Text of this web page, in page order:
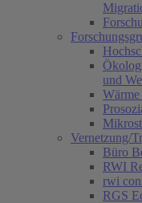
und
Vernetzung/
Büro
RWI
rwi
RGS